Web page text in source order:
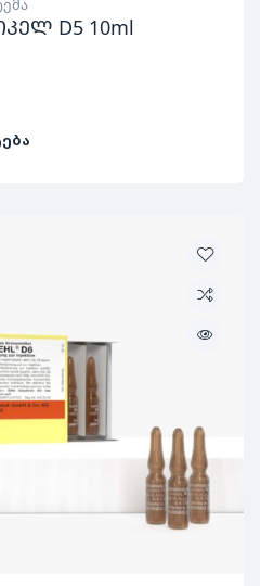
D5 10ml